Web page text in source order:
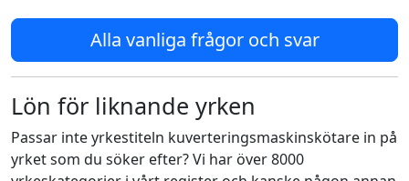
Alla vanliga frågor och svar
Lön för liknande yrken
Passar inte yrkestiteln kuverteringsmaskinskötare in på
yrket som du söker efter? Vi har över 8000